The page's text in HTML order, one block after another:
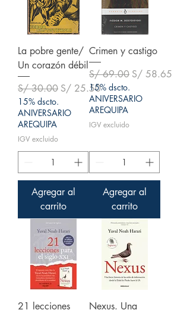
La pobre gente/
Un corazón débil
Precio
S/ 30.00 Precio de oferta
S/ 25.50
15% dscto.
ANIVERSARIO
AREQUIPA
IGV excluido
Agregar al
carrito
Crimen y castigo
Precio
S/ 69.00 Precio de oferta
S/ 58.65
15% dscto.
ANIVERSARIO
AREQUIPA
IGV excluido
Agregar al
carrito
21 lecciones
Nexus. Una